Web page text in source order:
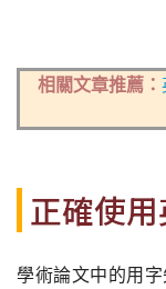
相關文章推薦：
正確使
學術論文中的用